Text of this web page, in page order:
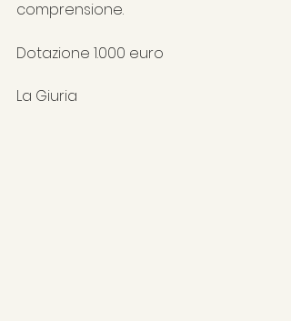
comprensione.
Dotazione 1.000 euro
La Giuria